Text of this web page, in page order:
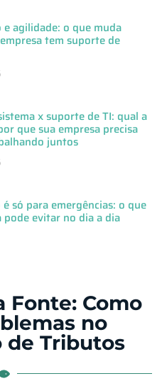
Fonte: Como
no
de Tributos
e agilidade: o que muda
tem suporte de
x suporte de TI: qual a
que sua empresa precisa
juntos
só para emergências: o que
pode evitar no dia a dia